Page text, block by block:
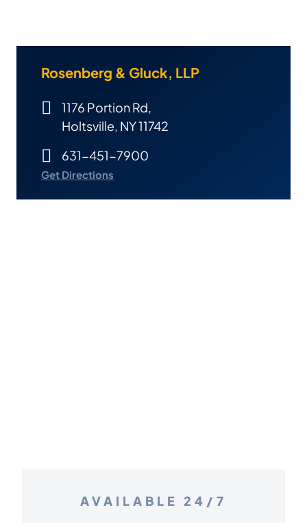
Rosenberg & Gluck, LLP
1176 Portion Rd,
Holtsville, NY 11742
631-451-7900
Get Directions
AVAILABLE 24/7